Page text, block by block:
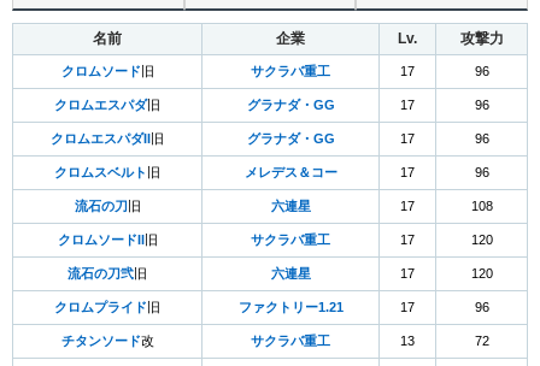
名前 企業 Lv. 攻撃力
クロムソード 旧 サクラバ重工 17 96
クロムエスパダ旧 グラナダ・GG 17 96
クロムエスパダII 旧 グラナダ・GG 17 96
クロムスベルト 旧 メレデス＆コー 17 96
流石の刀 旧 六連星 17 108
クロムソードII 旧 サクラバ重工 17 120
流石の刀弐 旧 六連星 17 120
クロムプライド 旧 ファクトリー1.21 17 96
チタンソード改 サクラバ重工 13 72